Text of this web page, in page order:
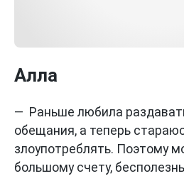
Алла
— Раньше любила
обещания, а теперь
злоупотреблять. Поэтому
большому счету,